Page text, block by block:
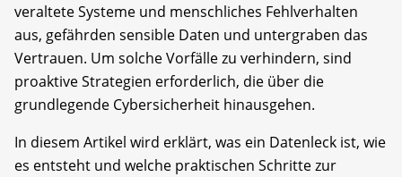
veraltete Systeme und menschliches Fehlverhalten
aus, gefährden sensible Daten und untergraben das
Vertrauen. Um solche Vorfälle zu verhindern, sind
proaktive Strategien erforderlich, die über die
grundlegende Cybersicherheit hinausgehen.
In diesem Artikel wird erklärt, was ein Datenleck ist, wie
es entsteht und welche praktischen Schritte zur